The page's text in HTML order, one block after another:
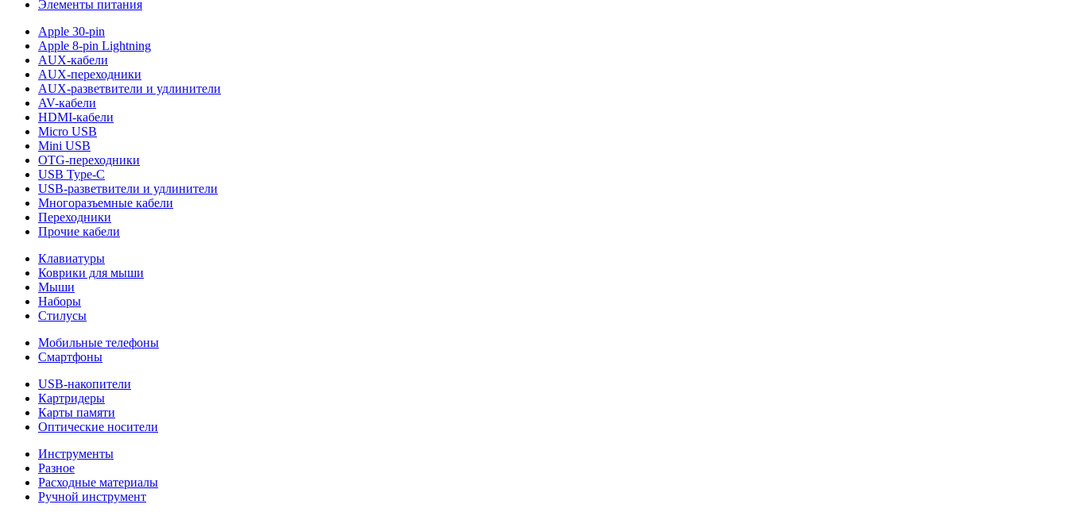
Элементы питания
Apple 30-pin
Apple 8-pin Lightning
AUX-кабели
AUX-переходники
AUX-разветвители и удлинители
AV-кабели
HDMI-кабели
Micro USB
Mini USB
OTG-переходники
USB Type-C
USB-разветвители и удлинители
Многоразъемные кабели
Переходники
Прочие кабели
Клавиатуры
Коврики для мыши
Мыши
Наборы
Стилусы
Мобильные телефоны
Смартфоны
USB-накопители
Картридеры
Карты памяти
Оптические носители
Инструменты
Разное
Расходные материалы
Ручной инструмент